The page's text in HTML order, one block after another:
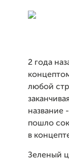
2 года
любой
название
пошло
в
Зеленый